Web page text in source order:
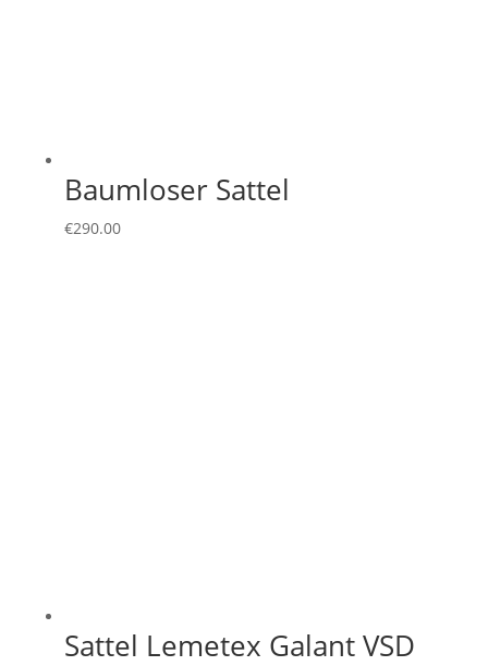
Baumloser Sattel
€290.00
Sattel Lemetex Galant VSD